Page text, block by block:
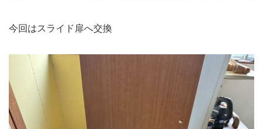
今回はスライド扉へ交換